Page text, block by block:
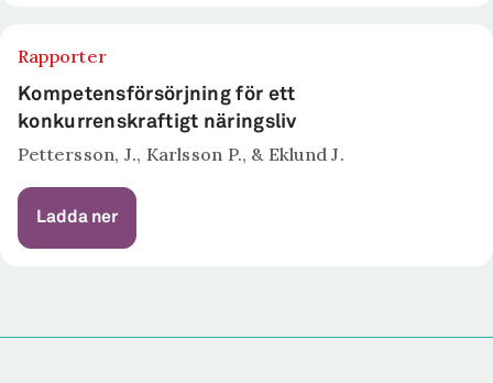
Rapporter
Kompetensförsörjning för ett
konkurrenskraftigt näringsliv
Pettersson, J., Karlsson P., & Eklund J.
Ladda ner